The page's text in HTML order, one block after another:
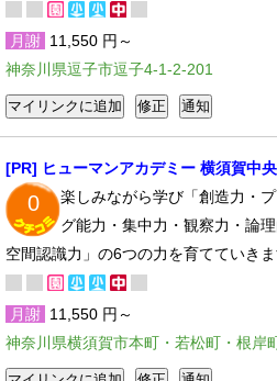
月謝 11,550 円～
神奈川県逗子市逗子4-1-2-201
[PR] ヒューマンアカデミー 横須賀中
0
楽しみながら学び「創造力・
グ能力・集中力・観察力・論理
空間認識力」の6つの力を育てていきま
月謝 11,550 円～
神奈川県横須賀市本町・若松町・根岸